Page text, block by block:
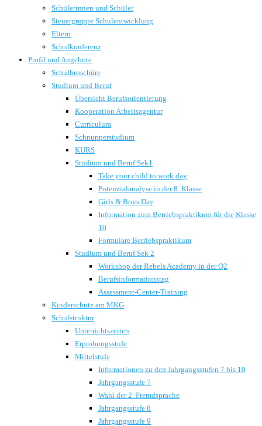
Schülerinnen und Schüler
Steuergruppe Schulentwicklung
Eltern
Schulkonferenz
Profil und Angebote
Schulbroschüre
Studium und Beruf
Übersicht Berufsorientierung
Kooperation Arbeitsagentur
Curriculum
Schnupperstudium
KURS
Studium und Beruf Sek1
Take your child to work day
Potenzialanalyse in der 8. Klasse
Girls & Boys Day
Information zum Betriebspraktikum für die Klasse
10
Formulare Betriebspraktikum
Studium und Beruf Sek 2
Workshop der Rebels Academy in der Q2
Berufsinformationstag
Assessment-Center-Training
Kinderschutz am MKG
Schulstruktur
Unterrichtszeiten
Erprobungsstufe
Mittelstufe
Informationen zu den Jahrgangsstufen 7 bis 10
Jahrgangsstufe 7
Wahl der 2. Fremdsprache
Jahrgangsstufe 8
Jahrgangsstufe 9